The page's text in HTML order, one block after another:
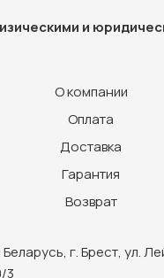
и
О компании
Оплата
Доставка
Гарантия
Возврат
г. Брест, ул.
3